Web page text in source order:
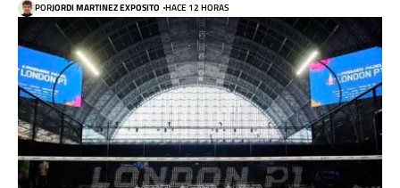
PORJORDI MARTINEZ EXPOSITO HACE 12 HORAS